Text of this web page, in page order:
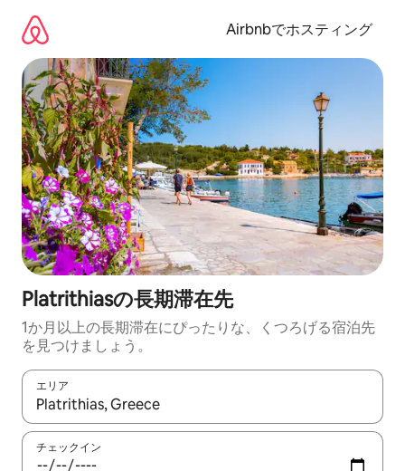
Airbnbでホスティング
Platrithiasの長期滞在先
1か月以上の長期滞在にぴったりな、くつろげる宿泊先
を見つけましょう。
エリア
検索結果が表示されたら、上下の矢印キーを使って移動するか
チェックイン